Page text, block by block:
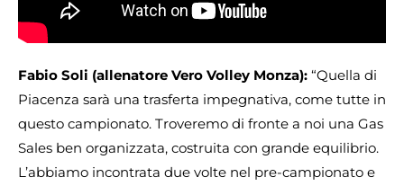
Fabio Soli (allenatore Vero Volley Monza): “Quella di
Piacenza sarà una trasferta impegnativa, come tutte in
questo campionato. Troveremo di fronte a noi una Gas
Sales ben organizzata, costruita con grande equilibrio.
L’abbiamo incontrata due volte nel pre-campionato e